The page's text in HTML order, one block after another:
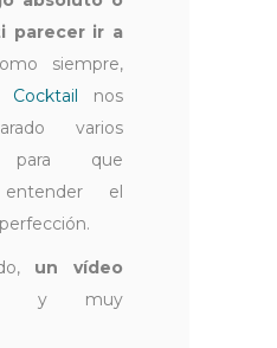
parecer ir a
siempre,
Cocktail nos
varios
para que
el
un vídeo
y muy